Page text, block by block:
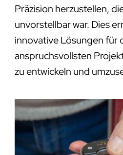
Präzision herzustellen,
unvorstellbar war. Dies
innovative Lösungen für
anspruchsvollsten
zu entwickeln und